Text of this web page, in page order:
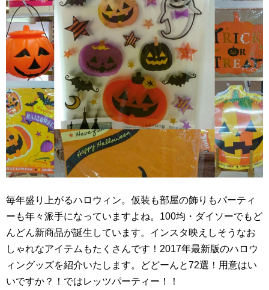
毎年盛り上がるハロウィン。仮装も部屋の飾りもパーティ
ーも年々派手になっていますよね。100均・ダイソーでもど
んどん新商品が誕生しています。インスタ映えしそうなお
しゃれなアイテムもたくさんです！2017年最新版のハロウ
ィングッズを紹介いたします。どどーんと72選！用意はい
いですか？！ではレッツパーティー！！